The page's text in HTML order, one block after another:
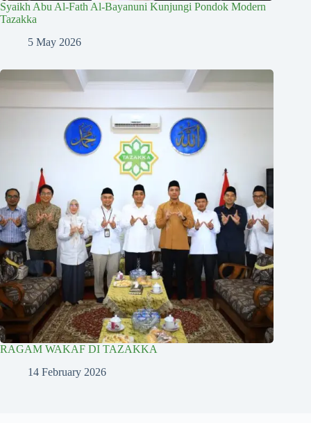
Syaikh Abu Al-Fath Al-Bayanuni Kunjungi Pondok Modern
Tazakka
5 May 2026
RAGAM WAKAF DI TAZAKKA
14 February 2026